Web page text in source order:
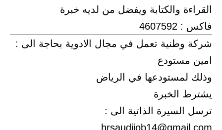
القراءة والكتابة ويفضل من لديه خبرة
فاكس : 4607592
شركة وطنية تعمل في مجال الادوية بحاجة الى :
امين مستودع
وذلك لمستودعها في الرياض
يشترط الخبرة
ترسل السيرة الذاتية الى :
hrsaudijob14@gmail.com